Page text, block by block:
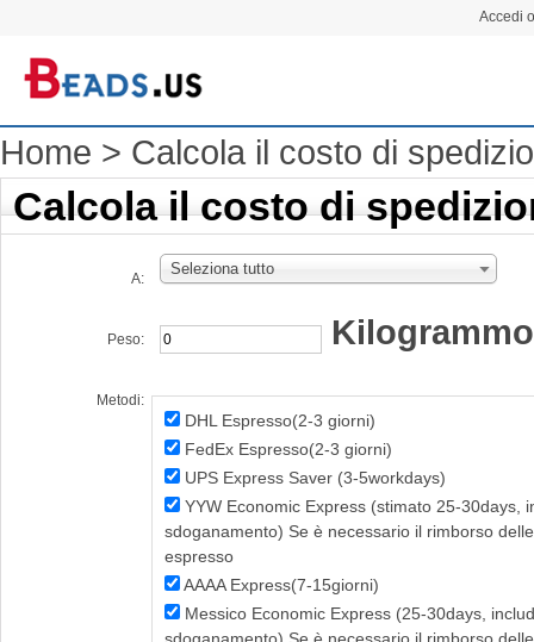
Accedi
Home > Calcola il costo di
Calcola il costo di
A:
Seleziona tutto
Peso: Kilogrammo
Metodi:
DHL Espresso(2-3 giorni)
FedEx Espresso(2-3 giorni)
UPS Express Saver (3-5workdays)
YYW Economic Express (stimato 25-30days,
sdoganamento) Se è necessario il rimborso
espresso
AAAA Express(7-15giorni)
Messico Economic Express (25-30days,